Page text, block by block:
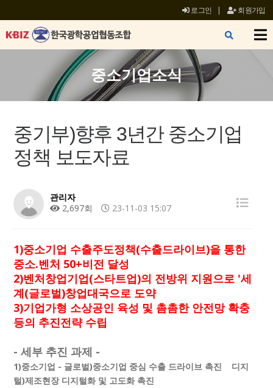
로그인 | 회원가입
중소기업소식
중기부)향후 3년간 중소기업
정책 보도자료
관리자
2,697회
23-11-03 15:07
1)중소기업 수출주도정책(수출드라이브)을 통한
중소.벤처 50+비전 달성
2)벤처창업기업(스타트업)의 전방위 지원으로 '세
계(글로벌)창업대국으로 도약
3)기업가형 소상공인 육성 및 촘촘한 안전망 확충
등의 추진전략 수립
- 세부 추진 과제 -
1)중소기업 - 글로벌)중소기업 중심 수출 드라이브 촉진 디지
털)제조현장 디지털화 및 고도화 촉진